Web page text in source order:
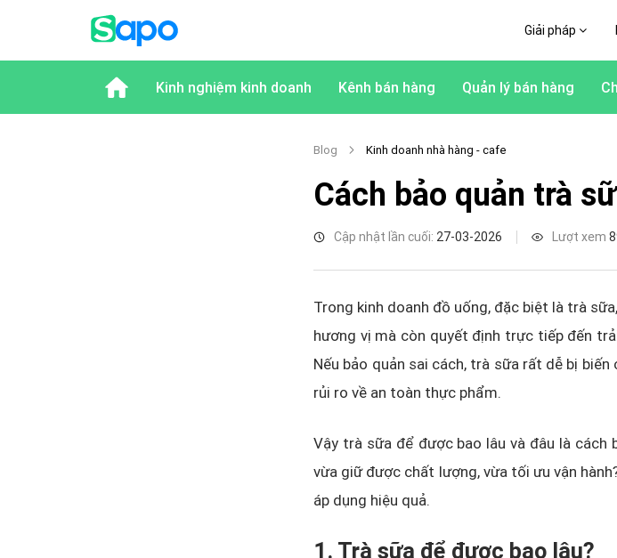
Giải pháp
Kinh nghiệm kinh doanh Kênh bán hàng Quản lý bán hàng
Blog Kinh doanh nhà hàng - cafe
Cách bảo quản trà
Cập nhật lần cuối: 27-03-2026 Lượt xem
Trong kinh doanh đồ uống, đặc biệt là trà
hương vị mà còn quyết định trực tiếp đến
Nếu bảo quản sai cách, trà sữa rất dễ bị
rủi ro về an toàn thực phẩm.
Vậy trà sữa để được bao lâu và đâu là
vừa giữ được chất lượng, vừa tối ưu vận
áp dụng hiệu quả.
1. Trà sữa để được bao lâu?